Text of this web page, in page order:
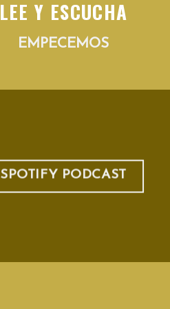
LEE Y ESCUCHA
EMPECEMOS
SPOTIFY PODCAST